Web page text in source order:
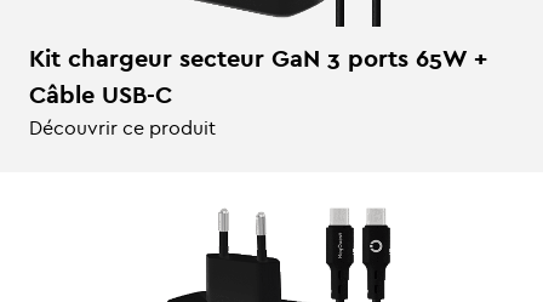
Kit chargeur secteur GaN 3 ports 65W +
Câble USB-C
Découvrir ce produit